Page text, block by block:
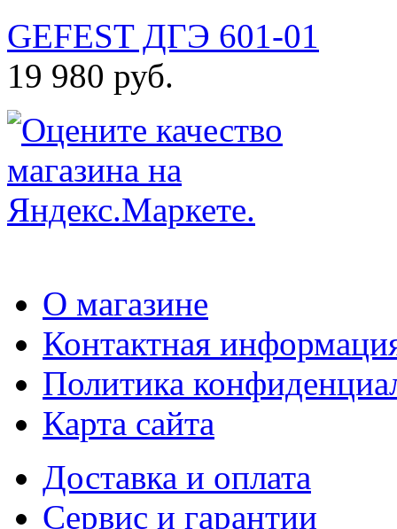
GEFEST ДГЭ 601-01
19 980 руб.
О магазине
Контактная
Политика
Карта сайта
Доставка и оплата
Сервис и гарантии